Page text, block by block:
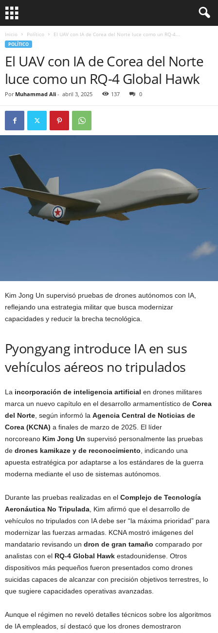
Inicio Político El UAV con IA de Corea del Norte luce como un RQ-4...
POLÍTICO
El UAV con IA de Corea del Norte
luce como un RQ-4 Global Hawk
Por Muhammad Ali - abril 3, 2025 137 0
Kim Jong Un supervisó pruebas de drones autónomos con IA,
reflejando una estrategia militar que busca modernizar
capacidades y reducir la brecha tecnológica.
Pyongyang introduce IA en sus
vehículos aéreos no tripulados
La incorporación de inteligencia artificial en drones militares
marca un nuevo capítulo en el desarrollo armamentístico de Corea
del Norte , según informó la Agencia Central de Noticias de
Corea (KCNA) a finales de marzo de 2025. El líder
norcoreano Kim Jong Un supervisó personalmente las pruebas
de drones kamikaze y de reconocimiento , indicando una
apuesta estratégica por adaptarse a los estándares de la guerra
moderna mediante el uso de sistemas autónomos.
Durante las pruebas realizadas en el Complejo de Tecnología
Aeronáutica No Tripulada , Kim afirmó que el desarrollo de
vehículos no tripulados con IA debe ser “la máxima prioridad” para
modernizar las fuerzas armadas. KCNA mostró imágenes del
mandatario revisando un dron de gran tamaño comparado por
analistas con el RQ-4 Global Hawk estadounidense. Otros
dispositivos más pequeños fueron presentados como drones
suicidas capaces de alcanzar con precisión objetivos terrestres, lo
que sugiere capacidades operativas avanzadas.
Aunque el régimen no reveló detalles técnicos sobre los algoritmos
de IA empleados, sí destacó que los drones demostraron